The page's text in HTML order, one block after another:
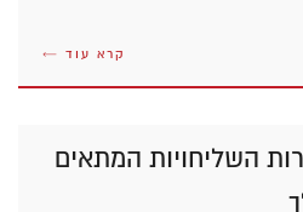
קרא עוד ←
השליחויות המתאים